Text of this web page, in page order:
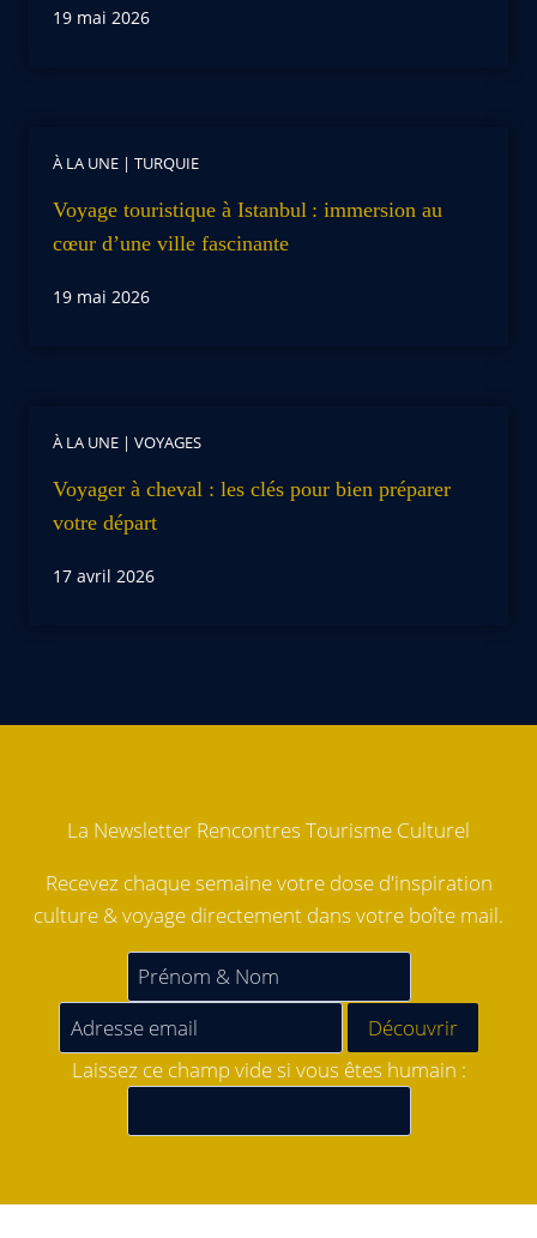
19 mai 2026
À LA UNE | TURQUIE
Voyage touristique à Istanbul : immersion au
cœur d’une ville fascinante
19 mai 2026
À LA UNE | VOYAGES
Voyager à cheval : les clés pour bien préparer
votre départ
17 avril 2026
La Newsletter Rencontres Tourisme Culturel
Recevez chaque semaine votre dose d'inspiration
culture & voyage directement dans votre boîte mail.
Laissez ce champ vide si vous êtes humain :